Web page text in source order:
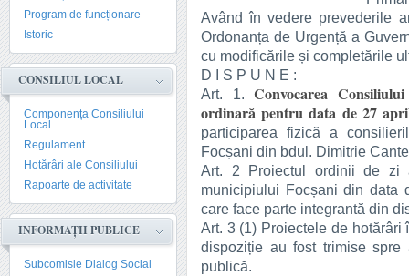
Program de funcționare
Istoric
CONSILIUL LOCAL
Componența Consiliului
Local
Regulament
Hotărâri ale Consiliului
Rapoarte de activitate
INFORMAȚII PUBLICE
Subcomisie Dialog Social
Având în vedere prevederile
Ordonanța de Urgență a
cu modificările și completările
D I S P U N E :
Art. 1.Convocarea
ordinară pentru data de 27
participarea fizică a
Focșani din bdul. Dimitrie
Art. 2 Proiectul ordinii de zi
municipiului Focșani din data
care face parte integrantă din
Art. 3 (1) Proiectele de
dispoziție au fost trimise
publică.